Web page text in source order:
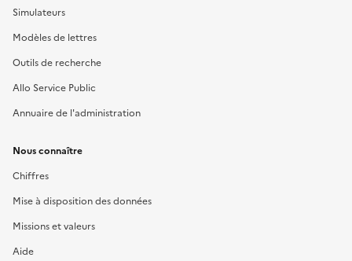
Simulateurs
Modèles de lettres
Outils de recherche
Allo Service Public
Annuaire de l'administration
Nous connaître
Chiffres
Mise à disposition des données
Missions et valeurs
Aide